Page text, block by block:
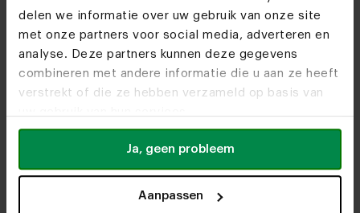
delen we informatie over uw gebruik van onze site
met onze partners voor social media, adverteren en
analyse. Deze partners kunnen deze gegevens
combineren met andere informatie die u aan ze heeft
verstrekt of die ze hebben verzameld op basis van
Ja, geen probleem
Aanpassen
kiezen van de juiste kleur is niet zo makkelijk als het lijkt,
maar met een paar handige tips kun je er wel voor zorgen
dat je na je aankoop niet voor verrassingen komt te
staan. Ben je bijvoorbeeld van plan om een grijs
vloerkleed te kopen? Dan kom je er al snel achter dat er
stijl bij de rest past. Zo heb je de eerste horde al